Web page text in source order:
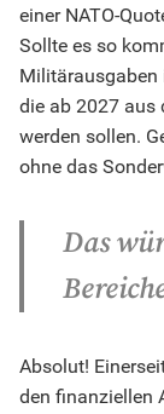
einer NATO-
Sollte es so
Militärausgaben
die ab 2027 aus
werden sollen.
ohne das
Das
Absolut!
den finanziellen